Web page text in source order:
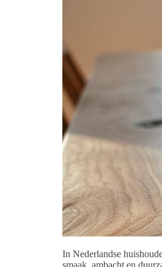
In Nederlandse